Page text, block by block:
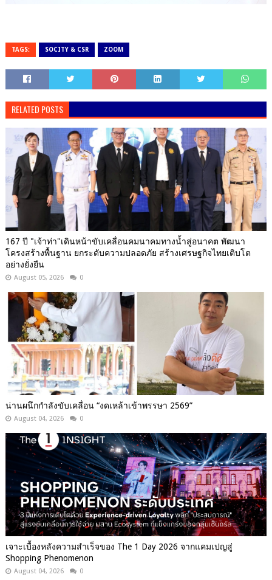
TAGS: SOCITY & CSR ZOOM
RELATED POSTS
167 ปี "เจ้าท่า"เดินหน้าขับเคลื่อนคมนาคมทางน้ำสู่อนาคต พัฒนา
โครงสร้างพื้นฐาน ยกระดับความปลอดภัย สร้างเศรษฐกิจไทยเติบโต
อย่างยั่งยืน
August 05, 2026 0
น่านผนึกกำลังขับเคลื่อน “งดเหล้าเข้าพรรษา 2569”
August 04, 2026 0
เจาะเบื้องหลังความสำเร็จของ The 1 Day 2026 จากแคมเปญสู่
Shopping Phenomenon
August 04, 2026 0